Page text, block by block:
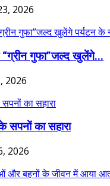
2026
“ग्रीन गुफा”जल्द खुलेंगे...
2026
सपनों का सहारा
2026